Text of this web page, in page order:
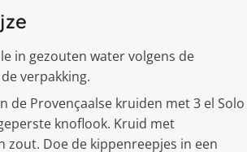
in gezouten water volgens de
verpakking.
de Provençaalse kruiden met 3 el Solo
knoflook. Kruid met
zout. Doe de kippenreepjes in een